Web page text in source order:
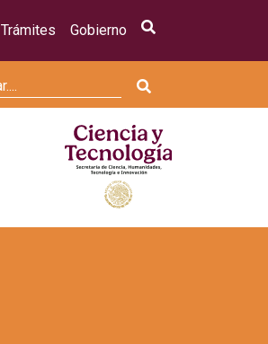
Trámites Gobierno